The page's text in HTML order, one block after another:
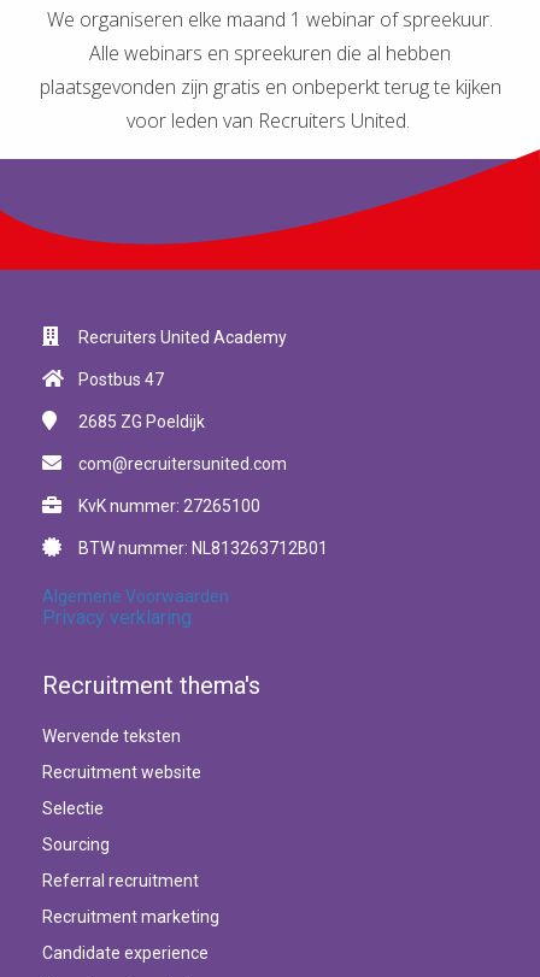
We organiseren elke maand 1 webinar of spreekuur.
Alle webinars en spreekuren die al hebben
plaatsgevonden zijn gratis en onbeperkt terug te kijken
voor leden van Recruiters United.
Recruiters United Academy
Postbus 47
2685 ZG Poeldijk
com@recruitersunited.com
KvK nummer: 27265100
BTW nummer: NL813263712B01
Algemene Voorwaarden
Privacy verklaring
Recruitment thema's
Wervende teksten
Recruitment website
Selectie
Sourcing
Referral recruitment
Recruitment marketing
Candidate experience